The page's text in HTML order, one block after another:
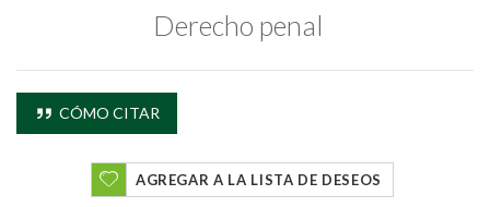
Derecho penal
CÓMO CITAR
AGREGAR A LA LISTA DE DESEOS